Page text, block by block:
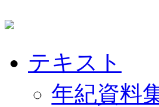
テキスト
年紀資料